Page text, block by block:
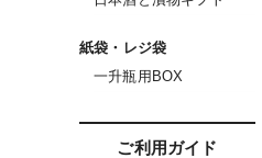
紙袋・レジ袋
一升瓶用BOX
ご利用ガイド